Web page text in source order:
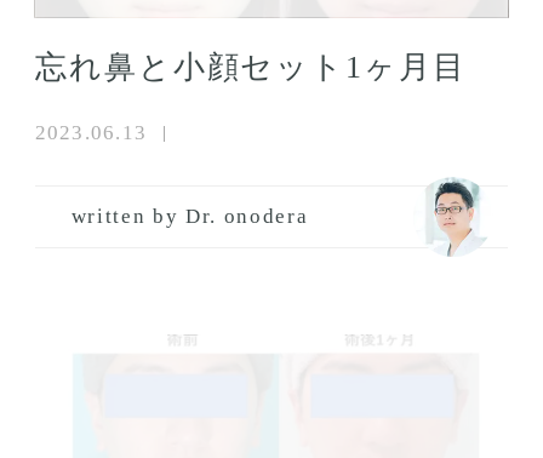
忘れ鼻と小顔セット1ヶ月目
2023.06.13
written by Dr. onodera